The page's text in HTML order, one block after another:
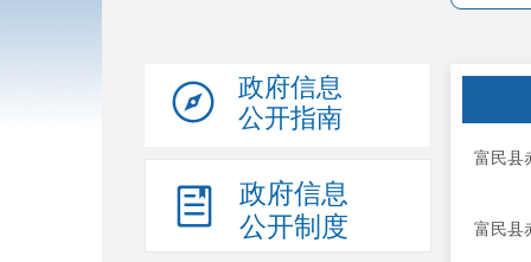
政府信息
公开指南
政府信息
公开制度
富民县
富民县